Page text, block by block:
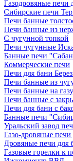
Газодровяные печи
Сибирские печи
Печи банные
Печи банные из
С чугунной топкой
Печи чугунные
Банные печи
Коммерческие печи
Печи для бани
Печи банные из
Печи банные на газу
Печи банные с
Печи для бани с
Банные печи
Уральский завод
Газо-дровяные
Дровяные печи
Газовые горелки к